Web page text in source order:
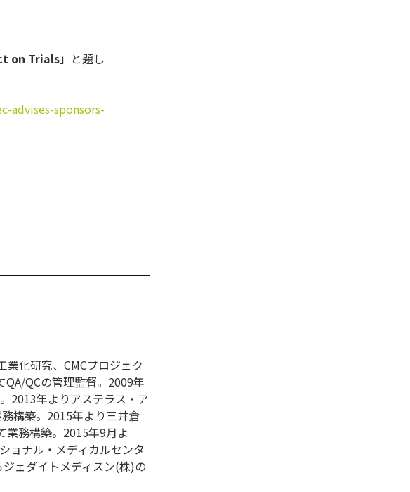
on Trials」と題し
advises-sponsors-
化研究、CMCプロジェク
QA/QCの管理監督。2009年
2013年よりアステラス・ア
構築。2015年より三井倉
業務構築。2015年9月よ
ョナル・メディカルセンタ
ェダイトメディスン(株)の